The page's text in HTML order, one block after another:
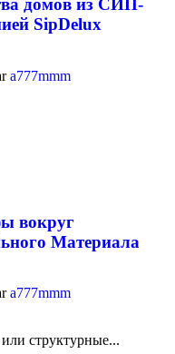
домов из СИП-
SipDelux
a777mmm
вокруг
Материала
a777mmm
структурные...